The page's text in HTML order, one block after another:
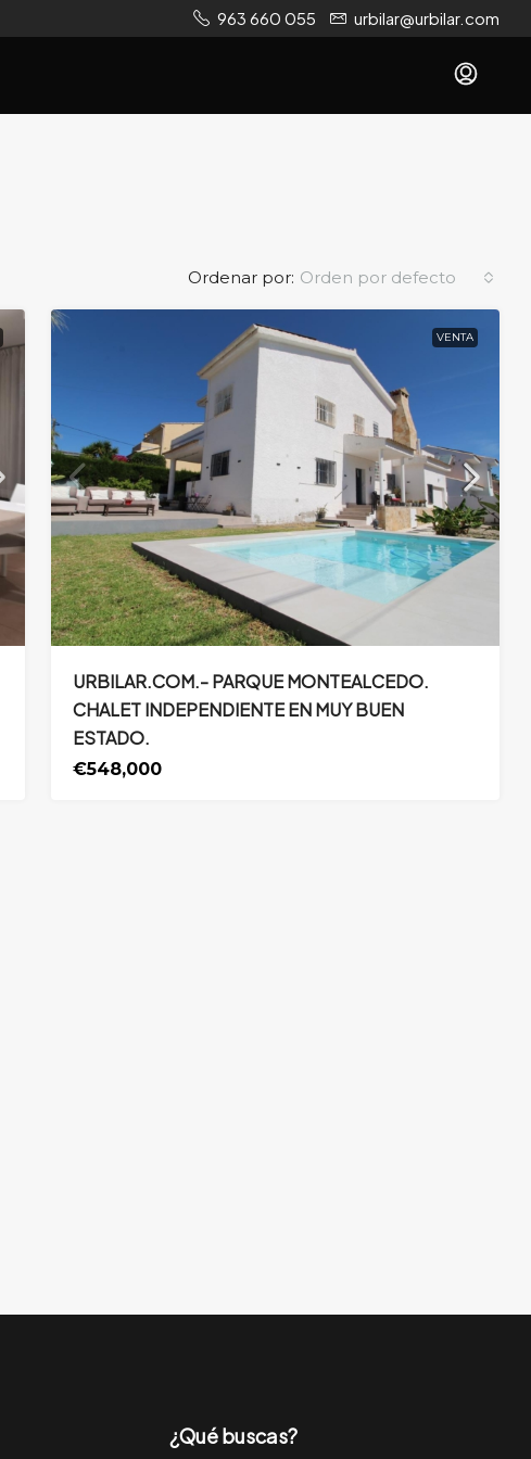
963 660 055 urbilar@urbilar.com
Ordenar por: Orden por defecto
VENTA
URBILAR.COM.- PARQUE MONTEALCEDO.
CHALET INDEPENDIENTE EN MUY BUEN
ESTADO.
€548,000
¿Qué buscas?